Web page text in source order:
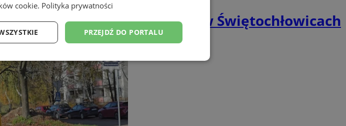
na terenach kolejowych w Świętochłowicach
cookie. Polityka prywatności
PRZEJDŹ DO PORTALU
Funkcjonalność Niesklasyfikowane